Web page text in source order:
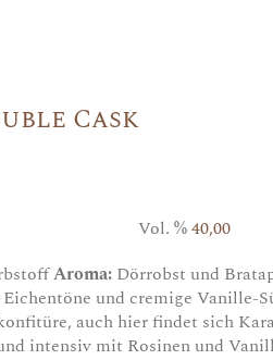
Cask
Vol. %40,00
Aroma: Dörrobst und
und cremige Vanille-
auch hier findet sich
intensiv mit Rosinen und